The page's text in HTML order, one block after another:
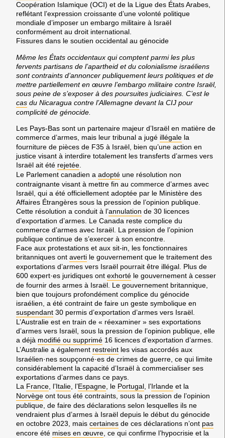
Coopération Islamique (OCI) et de la Ligue des États Arabes,
reflétant l’expression croissante d’une volonté politique
mondiale d’imposer un embargo militaire à Israël
conformément au droit international.
Fissures dans le soutien occidental au génocide
Même les États occidentaux qui comptent parmi les plus
fervents partisans de l’apartheid et du colonialisme israéliens
sont contraints d’annoncer publiquement leurs politiques et de
mettre partiellement en œuvre l’embargo militaire contre Israël,
sous peine de s’exposer à des poursuites judiciaires. C’est le
cas du Nicaragua contre l’Allemagne devant la CIJ pour
complicité de génocide.
Les Pays-Bas sont un partenaire majeur d’Israël en matière de
commerce d’armes, mais leur tribunal a jugé illégale la
fourniture de pièces de F35 à Israël, bien qu’une action en
justice visant à interdire totalement les transferts d’armes vers
Israël ait été rejetée
Le Parlement canadien a adopté une résolution non
contraignante visant à mettre fin au commerce d’armes avec
Israël, qui a été officiellement adoptée par le Ministère des
Affaires Étrangères sous la pression de l’opinion publique.
Cette résolution a conduit à l’annulation de 30 licences
d’exportation d’armes. Le Canada reste complice du
commerce d’armes avec Israël. La pression de l’opinion
publique continue de s’exercer à son encontre.
Face aux protestations et aux sit-in, les fonctionnaires
britanniques ont averti le gouvernement que le traitement des
exportations d’armes vers Israël pourrait être illégal. Plus de
600 expert·es juridiques ont exhorté le gouvernement à cesser
de fournir des armes à Israël. Le gouvernement britannique,
bien que toujours profondément complice du génocide
israélien, a été contraint de faire un geste symbolique en
suspendant 30 permis d’exportation d’armes vers Israël.
L’Australie est en train de « réexaminer » ses exportations
d’armes vers Israël, sous la pression de l’opinion publique, elle
a déjà modifié ou supprimé 16 licences d’exportation d’armes.
L’Australie a également restreint les visas accordés aux
Israélien·nes soupçonné·es de crimes de guerre, ce qui limite
considérablement la capacité d’Israël à commercialiser ses
exportations d’armes dans ce pays.
La France , l’Italie , l’Espagne , le Portugal , l’Irlande et la
Norvège ont tous été contraints, sous la pression de l’opinion
publique, de faire des déclarations selon lesquelles ils ne
vendraient plus d’armes à Israël depuis le début du génocide
en octobre 2023, mais certaines de ces déclarations n’ont pas
encore été mises en œuvre , ce qui confirme l’hypocrisie et la